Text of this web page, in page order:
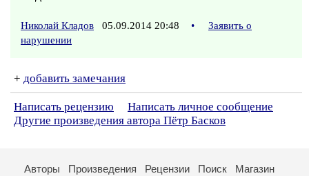
Николай Кладов 05.09.2014 20:48 •
Заявить о
нарушении
+ добавить замечания
Написать рецензию
Написать личное сообщение
Другие произведения автора Пётр Басков
Авторы Произведения Рецензии Поиск
Магазин